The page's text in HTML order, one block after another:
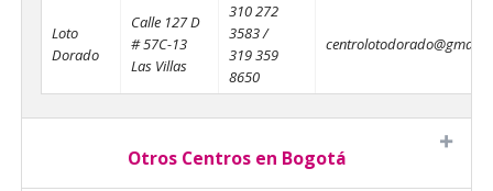
Loto
Dorado
Calle 127 D
# 57C-13
Las Villas
310 272
3583 /
319 359
8650
Otros Centros en Bogotá